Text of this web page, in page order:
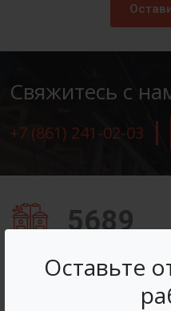
Оставьте
Свяжитесь с
+7 (861) 241-02-03
5689